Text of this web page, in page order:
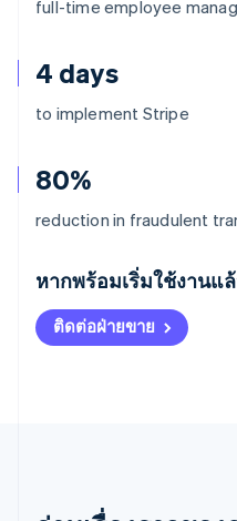
full-time employee
4 days
to implement Stripe
80%
reduction in fraudulent
หากพร้อมเริ่มใช้งานแ
ติดต่อฝ่ายขาย
เขตบริหารพิเศษฮ่องกง
English简体中文
แคนาดา
EnglishFrançais
ญี่ปุ่น